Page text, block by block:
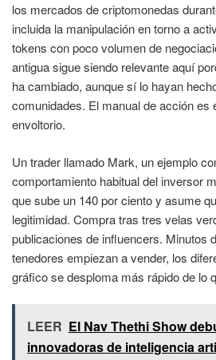
los mercados de criptomonedas
incluida la manipulación en torno a
tokens con poco volumen de
antigua sigue siendo relevante aquí
ha cambiado, aunque sí lo hayan
comunidades. El manual de acción es
envoltorio.
Un trader llamado Mark, un ejemplo
comportamiento habitual del inversor
que sube un 140 por ciento y asume
legitimidad. Compra tras tres velas
publicaciones de influencers. Minutos
tenedores empiezan a vender, los
gráfico se desploma más rápido de lo
LEER El Nav Thethi Show
innovadoras de inteligencia